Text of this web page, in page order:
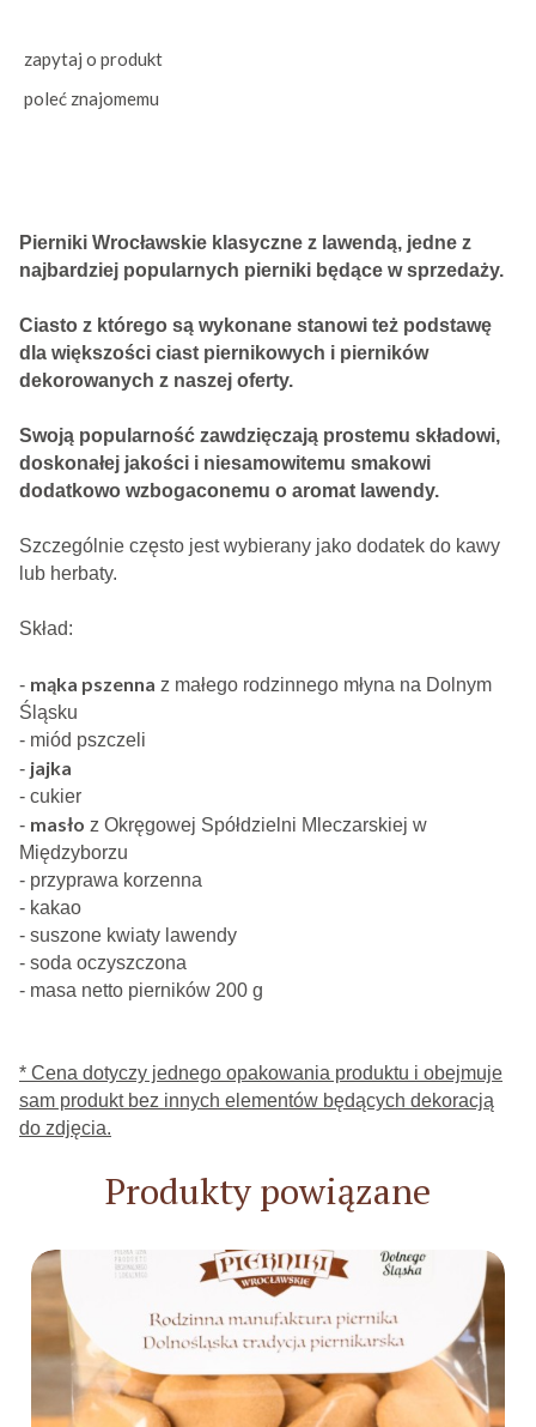
zapytaj o produkt
poleć znajomemu
Pierniki Wrocławskie klasyczne z lawendą, jedne z
najbardziej popularnych pierniki będące w sprzedaży.
Ciasto z którego są wykonane stanowi też podstawę
dla większości ciast piernikowych i pierników
dekorowanych z naszej oferty.
Swoją popularność zawdzięczają prostemu składowi,
doskonałej jakości i niesamowitemu smakowi
dodatkowo wzbogaconemu o aromat lawendy.
Szczególnie często jest wybierany jako dodatek do kawy
lub herbaty.
Skład:
- mąka pszenna z małego rodzinnego młyna na Dolnym
Śląsku
- miód pszczeli
- jajka
- cukier
- masło z Okręgowej Spółdzielni Mleczarskiej w
Międzyborzu
- przyprawa korzenna
- kakao
- suszone kwiaty lawendy
- soda oczyszczona
- masa netto pierników 200 g
* Cena dotyczy jednego opakowania produktu i obejmuje
sam produkt bez innych elementów będących dekoracją
do zdjęcia.
Produkty powiązane